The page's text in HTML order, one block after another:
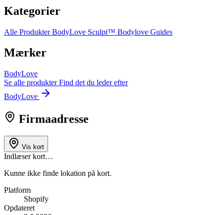
Kategorier
Alle ProdukterBodyLove Sculpt™ Bodylove Guides
Mærker
BodyLove
Se alle produkterFind det du leder efter
BodyLove
Firmaadresse
Vis kort
Indlæser kort…
Kunne ikke finde lokation på kort.
Platform
Shopify
Opdateret